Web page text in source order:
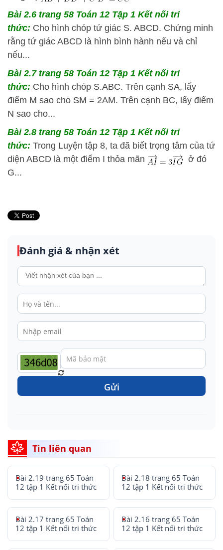
Bài 2.6 trang 58 Toán 12 Tập 1 Kết nối tri
thức: Cho hình chóp tứ giác S. ABCD. Chứng minh
rằng tứ giác ABCD là hình bình hành nếu và chỉ
nếu...
Bài 2.7 trang 58 Toán 12 Tập 1 Kết nối tri
thức: Cho hình chóp S.ABC. Trên cạnh SA, lấy
điểm M sao cho SM = 2AM. Trên cạnh BC, lấy điểm
N sao cho...
Bài 2.8 trang 58 Toán 12 Tập 1 Kết nối tri
thức: Trong Luyện tập 8, ta đã biết trọng tâm của tứ
diện ABCD là một điểm I thỏa mãn
ở đó
G...
Đánh giá & nhận xét
Gửi
Tin liên quan
Bài 2.19 trang 65 Toán
12 tập 1 Kết nối tri thức
Bài 2.18 trang 65 Toán
12 tập 1 Kết nối tri thức
Bài 2.17 trang 65 Toán
12 tập 1 Kết nối tri thức
Bài 2.16 trang 65 Toán
12 tập 1 Kết nối tri thức